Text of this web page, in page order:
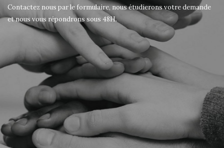
Contactez nous par le formulaire, nous étudierons votre demande
et nous vous répondrons sous 48H.